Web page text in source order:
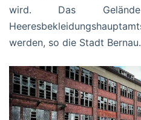
wird. Das
werden, so die Stadt Bernau.